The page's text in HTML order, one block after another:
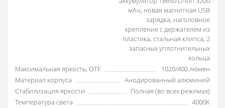
мАч, новая магнитная USB
зарядка, наголовное
крепление с держателем из
пластика, стальная клипса, 2
запасных уплотнительных
кольца
Максимальная яркость, OTF
1020/400 люмен
Материал корпуса
Анодированный алюминий
Стабилизация яркости
Полная (во всех режимах)
Температура света
4000K